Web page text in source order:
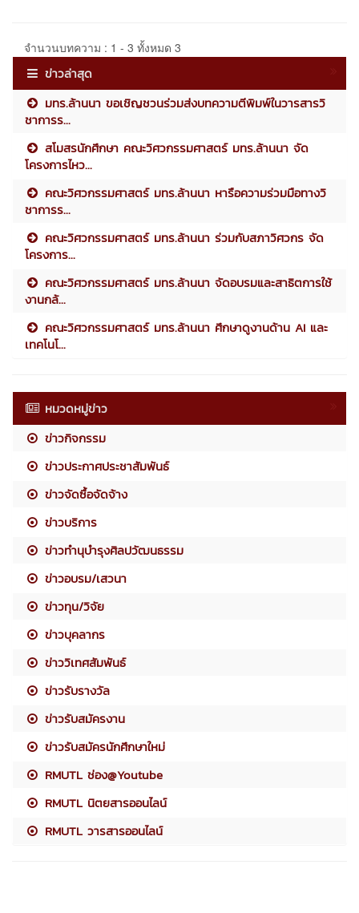
จำนวนบทความ : 1 - 3 ทั้งหมด 3
ข่าวล่าสุด
มทร.ล้านนา ขอเชิญชวนร่วมส่งบทความตีพิมพ์ในวารสารวิ
ชาการร...
สโมสรนักศึกษา คณะวิศวกรรมศาสตร์ มทร.ล้านนา จัด
โครงการไหว...
คณะวิศวกรรมศาสตร์ มทร.ล้านนา หารือความร่วมมือทางวิ
ชาการร...
คณะวิศวกรรมศาสตร์ มทร.ล้านนา ร่วมกับสภาวิศวกร จัด
โครงการ...
คณะวิศวกรรมศาสตร์ มทร.ล้านนา จัดอบรมและสาธิตการใช้
งานกล้...
คณะวิศวกรรมศาสตร์ มทร.ล้านนา ศึกษาดูงานด้าน AI และ
เทคโนโ...
หมวดหมู่ข่าว
ข่าวกิจกรรม
ข่าวประกาศประชาสัมพันธ์
ข่าวจัดซื้อจัดจ้าง
ข่าวบริการ
ข่าวทำนุบำรุงศิลปวัฒนธรรม
ข่าวอบรม/เสวนา
ข่าวทุน/วิจัย
ข่าวบุคลากร
ข่าววิเทศสัมพันธ์
ข่าวรับรางวัล
ข่าวรับสมัครงาน
ข่าวรับสมัครนักศึกษาใหม่
RMUTL ช่อง@Youtube
RMUTL นิตยสารออนไลน์
RMUTL วารสารออนไลน์